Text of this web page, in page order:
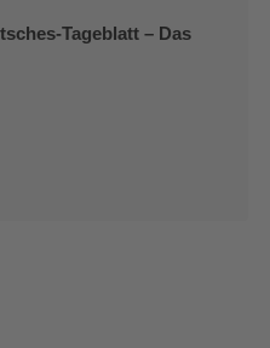
Tageblatt – Das